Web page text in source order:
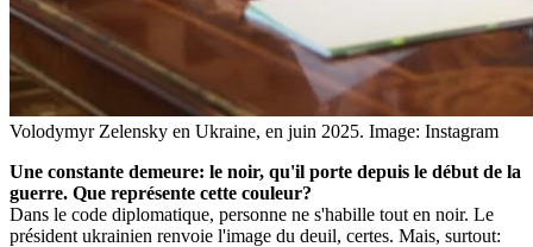
Volodymyr Zelensky en Ukraine, en juin 2025. Image: Instagram
Une constante demeure: le noir, qu'il porte depuis le début de la
guerre. Que représente cette couleur?
Dans le code diplomatique, personne ne s'habille tout en noir. Le
président ukrainien renvoie l'image du deuil, certes. Mais, surtout: